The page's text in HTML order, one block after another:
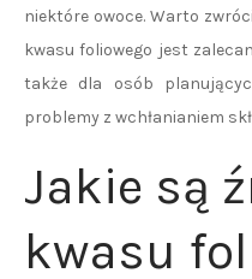
niektóre owoce. Warto
kwasu foliowego jest
także dla osób
problemy z wchłanianiem
Jakie są
kwasu